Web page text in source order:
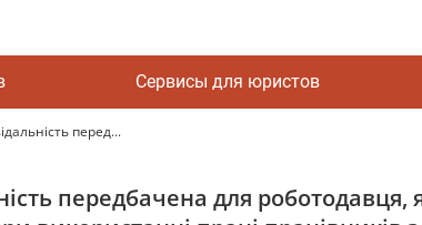
Сервисы для юристов
перед...
передбачена для